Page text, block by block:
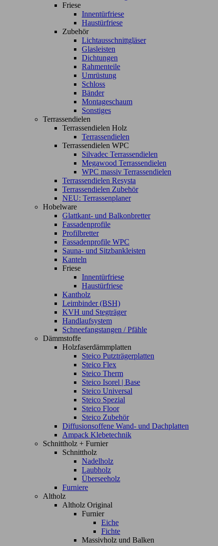
Friese
Innentürfriese
Haustürfriese
Zubehör
Lichtausschnittgläser
Glasleisten
Dichtungen
Rahmenteile
Umrüstung
Schloss
Bänder
Montageschaum
Sonstiges
Terrassendielen
Terrassendielen Holz
Terrassendielen
Terrassendielen WPC
Silvadec Terrassendielen
Megawood Terrassendielen
WPC massiv Terrassendielen
Terrassendielen Resysta
Terrassendielen Zubehör
NEU: Terrassenplaner
Hobelware
Glattkant- und Balkonbretter
Fassadenprofile
Profilbretter
Fassadenprofile WPC
Sauna- und Sitzbankleisten
Kanteln
Friese
Innentürfriese
Haustürfriese
Kantholz
Leimbinder (BSH)
KVH und Stegträger
Handlaufsystem
Schneefangstangen / Pfähle
Dämmstoffe
Holzfaserdämmplatten
Steico Putzträgerplatten
Steico Flex
Steico Therm
Steico Isorel | Base
Steico Universal
Steico Spezial
Steico Floor
Steico Zubehör
Diffusionsoffene Wand- und Dachplatten
Ampack Klebetechnik
Schnittholz + Furnier
Schnittholz
Nadelholz
Laubholz
Überseeholz
Furniere
Altholz
Altholz Original
Furnier
Eiche
Fichte
Massivholz und Balken